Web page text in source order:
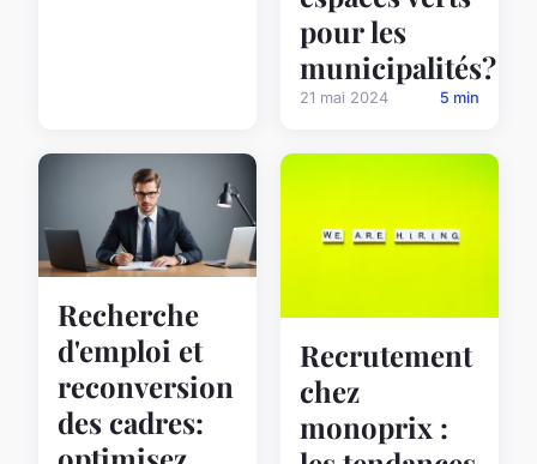
pour les
municipalités?
21 mai 2024 5 min
Recherche
d'emploi et
reconversion
des cadres:
Recrutement
chez
monoprix :